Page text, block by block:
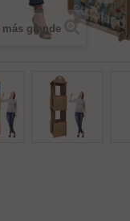
más grande